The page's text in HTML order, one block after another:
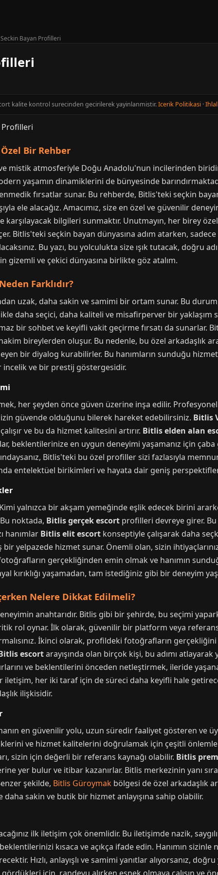
Bayan Profilleri
kalite kontrol surecinden gecirilerek yayinlanmistir.Icerik Politikasi ·
Bir Rehber
mistik atmosferiyle Doğu Anadolu'nun incilerinden
yaşamın dinamiklerini de bünyesinde
fırsatlar sunar. Bu rehberde, Bitlis'teki seçkin
ele alacağız. Amacımız, size en özel ve güvenilir
bilgileri sunmaktır. Unutmayın, her birey
Bitlis'teki seçkin bayan dünyasına adım atarken,
Bu yazı, bu yolculukta size ışık tutacak, doğru
gizemli ve çekici dünyasına birlikte göz atalım.
Farklıdır?
uzak, daha sakin ve samimi bir ortam sunar. Bu
daha seçici, daha kaliteli ve misafirperver bir yaklaşım
bir sohbet ve keyifli vakit geçirme fırsatı da sunarlar.
bireylerden oluşur. Bu nedenle, bu özel arkadaşlık
bir diyalog kurabilirler. Bu hanımların sunduğu
incelik ve bir prestij göstergesidir.
her şeyden önce güven üzerine inşa edilir.
güvende olduğunu bilerek hareket edebilirsiniz. Bitlis
ve bu da hizmet kalitesini artırır. Bitlis elden alan
beklentilerinize en uygun deneyimi yaşamanız için
Bitlis'teki bu özel profiller sizi fazlasıyla
entelektüel birikimleri ve hayata dair geniş
yalnızca bir akşam yemeğinde eşlik edecek birini
noktada, Bitlis gerçek escort profilleri devreye girer.
hanımlar Bitlis elit escort konseptiyle çalışarak daha
yelpazede hizmet sunar. Önemli olan, sizin
gerçekliğinden emin olmak ve hanımın
kırıklığı yaşamadan, tam istediğiniz gibi bir deneyim
Nelere Dikkat Edilmeli?
anahtarıdır. Bitlis gibi bir şehirde, bu seçimi
rol oynar. İlk olarak, güvenilir bir platform veya
İkinci olarak, profildeki fotoğrafların
escortarayışında olan birçok kişi, bu adımı
ve beklentilerini önceden netleştirmek, ileride
iletişim, her iki taraf için de süreci daha keyifli hale
ilişkisidir.
en güvenilir yolu, uzun süredir faaliyet gösteren ve
ve hizmet kalitelerini doğrulamak için çeşitli
sizin için değerli bir referans kaynağı olabilir. Bitlis
yer bulur ve itibar kazanırlar. Bitlis merkezinin yanı
şekilde, Bitlis Güroymak bölgesi de özel arkadaşlık
sakin ve butik bir hizmet anlayışına sahip olabilir.
ilk iletişim çok önemlidir. Bu iletişimde nazik,
kısaca ve açıkça ifade edin. Hanımın
Hızlı, anlayışlı ve samimi yanıtlar alıyorsanız,